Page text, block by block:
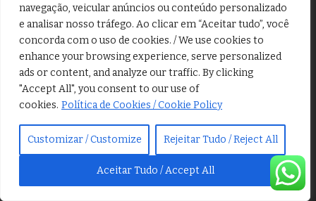
navegação, veicular anúncios ou conteúdo personalizado
e analisar nosso tráfego. Ao clicar em “Aceitar tudo”, você
concorda com o uso de cookies. / We use cookies to
enhance your browsing experience, serve personalized
ads or content, and analyze our traffic. By clicking
"Accept All", you consent to our use of
cookies. Política de Cookies / Cookie Policy
Customizar / Customize Rejeitar Tudo / Reject All
Aceitar Tudo / Accept All
CONHECIMENTOS